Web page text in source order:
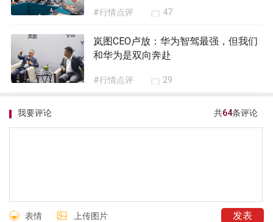
#行情点评 47
岚图CEO卢放：华为智驾最强，但我们
和华为是双向奔赴
#行情点评 29
共64条评论
我要评论
表情 上传图片